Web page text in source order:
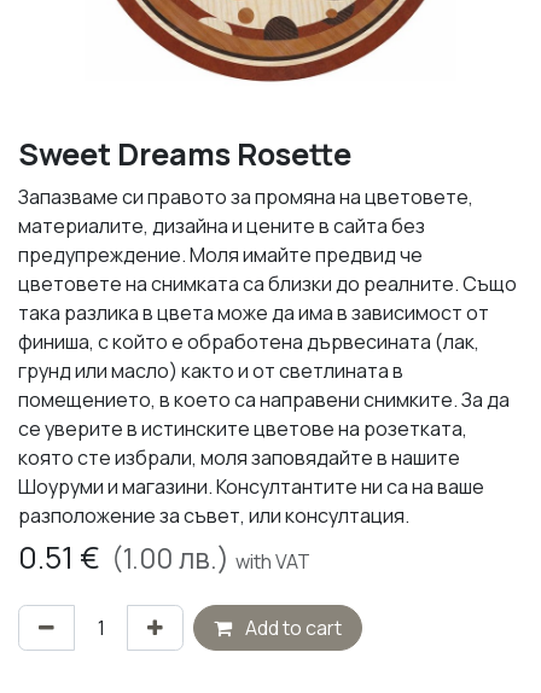
Sweet Dreams Rosette
Запазваме си правото за промяна на цветовете,
материалите, дизайна и цените в сайта без
предупреждение. Моля имайте предвид че
цветовете на снимката са близки до реалните. Също
така разлика в цвета може да има в зависимост от
финиша, с който е обработена дървесината (лак,
грунд или масло) както и от светлината в
помещението, в което са направени снимките. За да
се уверите в истинските цветове на розетката,
която сте избрали, моля заповядайте в нашите
Шоуруми и магазини. Консултантите ни са на ваше
разположение за съвет, или консултация.
0.51 € (1.00лв.) with VAT
Add to cart